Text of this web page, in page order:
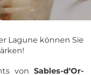
Lagune können Sie
von Sables-d‘Or-